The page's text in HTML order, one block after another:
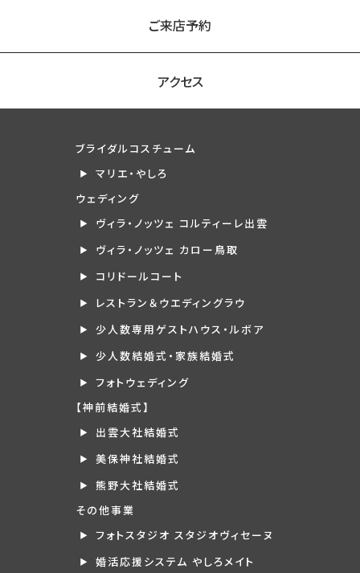
ご来店予約
アクセス
ブライダルコスチューム
マリエ・やしろ
ウェディング
ヴィラ・ノッツェ コルティーレ出雲
ヴィラ・ノッツェ カロー鳥取
コリドールコート
レストラン＆ウエディングラウ
少人数専用ゲストハウス・ルボア
少人数結婚式・家族結婚式
フォトウェディング
【神前結婚式】
出雲大社結婚式
美保神社結婚式
熊野大社結婚式
その他事業
フォトスタジオ スタジオヴィセーヌ
婚活応援システム やしろメイト